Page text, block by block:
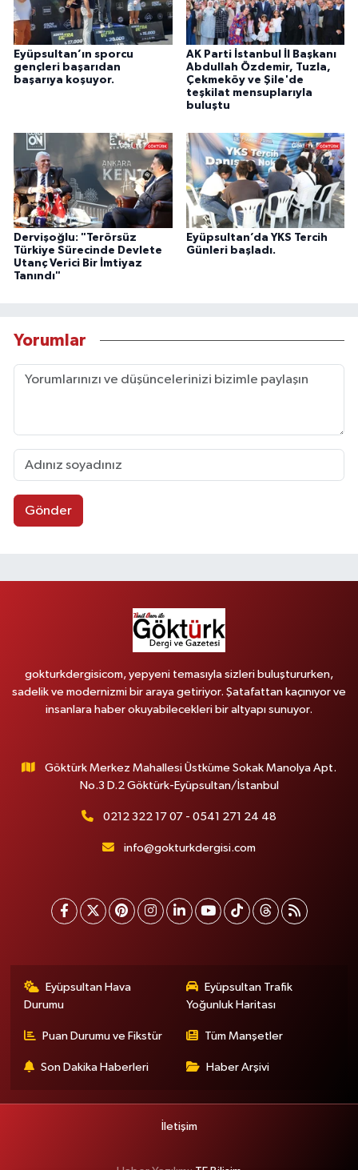
Eyüpsultan’ın sporcu
gençleri başarıdan
başarıya koşuyor.
AK Parti İstanbul İl Başkanı
Abdullah Özdemir, Tuzla,
Çekmeköy ve Şile'de
teşkilat mensuplarıyla
buluştu
Dervişoğlu: "Terörsüz
Türkiye Sürecinde Devlete
Utanç Verici Bir İmtiyaz
Tanındı"
Eyüpsultan’da YKS Tercih
Günleri başladı.
Yorumlar
Gönder
gokturkdergisicom, yepyeni temasıyla sizleri buluştururken,
sadelik ve modernizmi bir araya getiriyor. Şatafattan kaçınıyor ve
insanlara haber okuyabilecekleri bir altyapı sunuyor.
Göktürk Merkez Mahallesi Üstküme Sokak Manolya Apt.
No.3 D.2 Göktürk-Eyüpsultan/İstanbul
0212 322 17 07 - 0541 271 24 48
info@gokturkdergisi.com
Eyüpsultan Hava
Durumu
Eyüpsultan Trafik
Yoğunluk Haritası
Puan Durumu ve Fikstür Tüm Manşetler
Son Dakika Haberleri Haber Arşivi
İletişim